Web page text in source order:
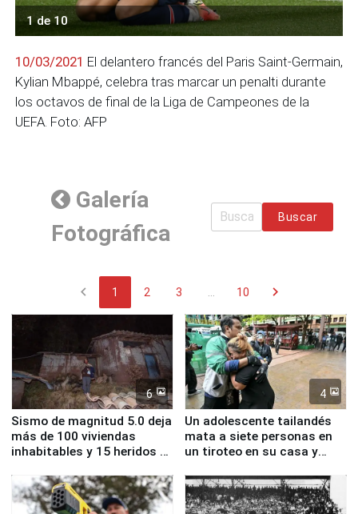
1 de 10
10/03/2021 El delantero francés del Paris Saint-Germain,
Kylian Mbappé, celebra tras marcar un penalti durante
los octavos de final de la Liga de Campeones de la
UEFA. Foto: AFP
Galería
Fotográfica
Buscar
chevron_left 1 2 3 10 chevron_right
6
Sismo de magnitud 5.0 deja
más de 100 viviendas
inhabitables y 15 heridos en
4
Un adolescente tailandés
mata a siete personas en
un tiroteo en su casa y